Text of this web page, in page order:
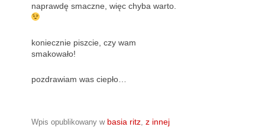
naprawdę smaczne, więc chyba warto.
koniecznie piszcie, czy wam
smakowało!
pozdrawiam was ciepło…
Wpis opublikowany w basia ritz, z innej